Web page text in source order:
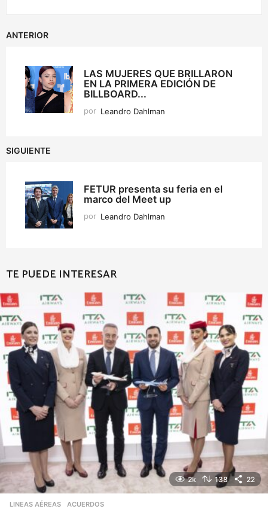
ANTERIOR
LAS MUJERES QUE BRILLARON
EN LA PRIMERA EDICIÓN DE
BILLBOARD...
por Leandro Dahlman
SIGUIENTE
FETUR presenta su feria en el
marco del Meet up
por Leandro Dahlman
TE PUEDE INTERESAR
2k 138 22
LINEAS AÉREAS ACUERDOS